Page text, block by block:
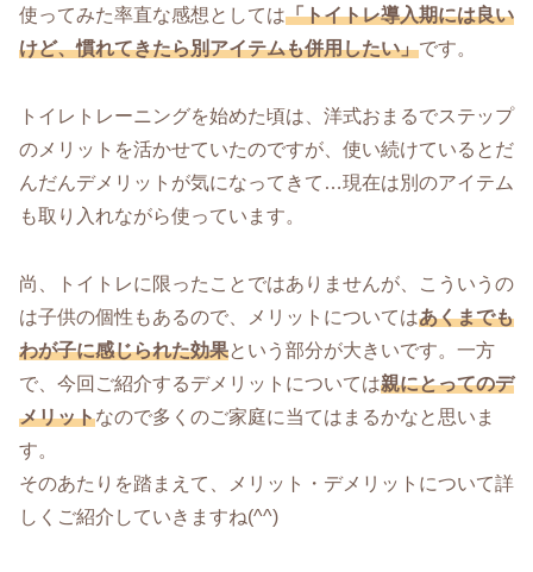
使ってみた率直な感想としては「トイトレ導入期には良い
けど、慣れてきたら別アイテムも併用したい」です。
トイレトレーニングを始めた頃は、洋式おまるでステップ
のメリットを活かせていたのですが、使い続けているとだ
んだんデメリットが気になってきて…現在は別のアイテム
も取り入れながら使っています。
尚、トイトレに限ったことではありませんが、こういうの
は子供の個性もあるので、メリットについてはあくまでも
わが子に感じられた効果という部分が大きいです。一方
で、今回ご紹介するデメリットについては親にとってのデ
メリットなので多くのご家庭に当てはまるかなと思いま
す。
そのあたりを踏まえて、メリット・デメリットについて詳
しくご紹介していきますね(^^)